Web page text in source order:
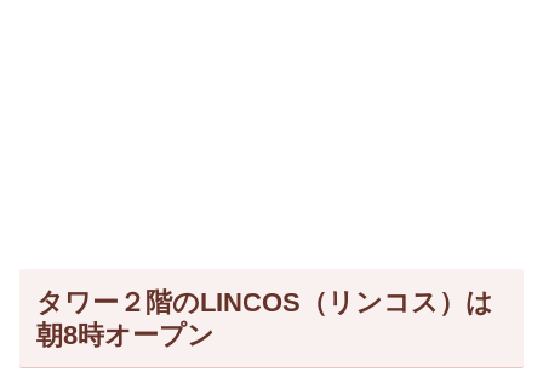
タワー２階のLINCOS（リンコス）は
朝8時オープン